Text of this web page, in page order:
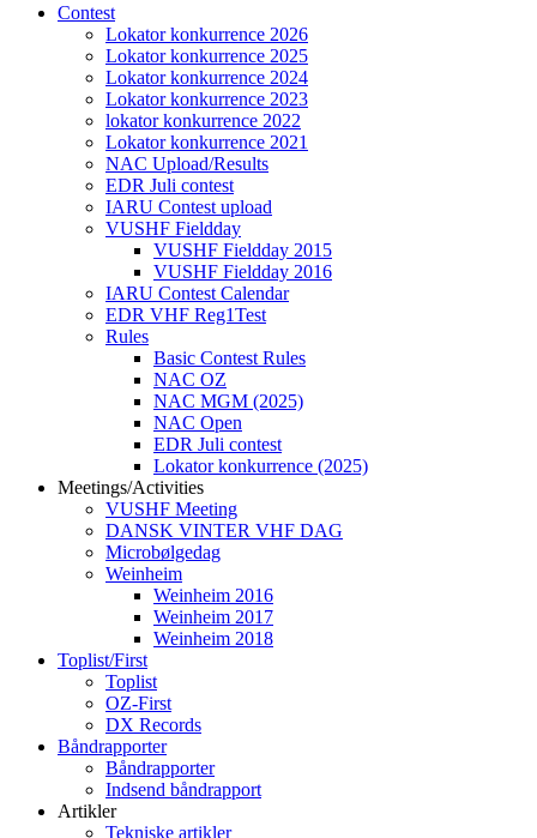
Contest
Lokator konkurrence 2026
Lokator konkurrence 2025
Lokator konkurrence 2024
Lokator konkurrence 2023
lokator konkurrence 2022
Lokator konkurrence 2021
NAC Upload/Results
EDR Juli contest
IARU Contest upload
VUSHF Fieldday
VUSHF Fieldday 2015
VUSHF Fieldday 2016
IARU Contest Calendar
EDR VHF Reg1Test
Rules
Basic Contest Rules
NAC OZ
NAC MGM (2025)
NAC Open
EDR Juli contest
Lokator konkurrence (2025)
Meetings/Activities
VUSHF Meeting
DANSK VINTER VHF DAG
Microbølgedag
Weinheim
Weinheim 2016
Weinheim 2017
Weinheim 2018
Toplist/First
Toplist
OZ-First
DX Records
Båndrapporter
Båndrapporter
Indsend båndrapport
Artikler
Tekniske artikler